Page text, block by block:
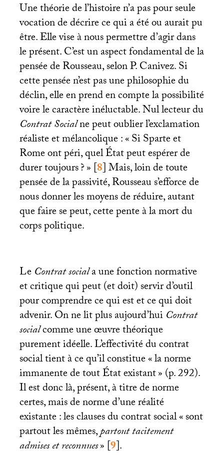
Une théorie de l’histoire n’a pas pour seule
vocation de décrire ce qui a été ou aurait pu
être. Elle vise à nous permettre d’agir dans
le présent. C’est un aspect fondamental de la
pensée de Rousseau, selon P. Canivez. Si
cette pensée n’est pas une philosophie du
déclin, elle en prend en compte la possibilité
voire le caractère inéluctable. Nul lecteur du
Contrat Socialne peut oublier l’exclamation
réaliste et mélancolique : «Si Sparte et
Rome ont péri, quel État peut espérer de
durer toujours?»[8]Mais, loin de toute
pensée de la passivité, Rousseau s’efforce de
nous donner les moyens de réduire, autant
que faire se peut, cette pente à la mort du
corps politique.
LeContrat sociala une fonction normative
et critique qui peut (et doit) servir d’outil
pour comprendre ce qui est et ce qui doit
advenir. On ne lit plus aujourd’huiContrat
socialcomme une œuvre théorique
purement idéelle. L’effectivité du contrat
social tient à ce qu’il constitue «la norme
immanente de tout État existant» (p. 292).
Il est donc là, présent, à titre de norme
certes, mais de norme d’une réalité
existante : les clauses du contrat social «sont
partout les mêmes,partout tacitement
admises et reconnues»[9].